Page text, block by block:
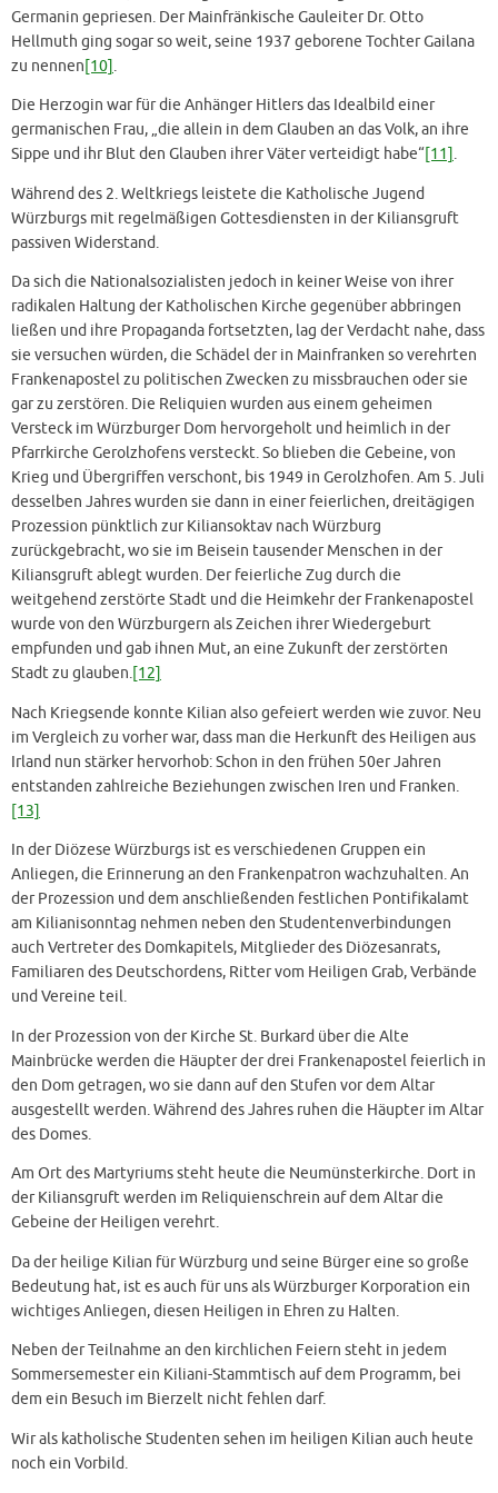
Germanin gepriesen. Der Mainfränkische Gauleiter Dr. Otto
Hellmuth ging sogar so weit, seine 1937 geborene Tochter Gailana
zu nennen[10] .
Die Herzogin war für die Anhänger Hitlers das Idealbild einer
germanischen Frau, „die allein in dem Glauben an das Volk, an ihre
Sippe und ihr Blut den Glauben ihrer Väter verteidigt habe“ [11] .
Während des 2. Weltkriegs leistete die Katholische Jugend
Würzburgs mit regelmäßigen Gottesdiensten in der Kiliansgruft
passiven Widerstand.
Da sich die Nationalsozialisten jedoch in keiner Weise von ihrer
radikalen Haltung der Katholischen Kirche gegenüber abbringen
ließen und ihre Propaganda fortsetzten, lag der Verdacht nahe, dass
sie versuchen würden, die Schädel der in Mainfranken so verehrten
Frankenapostel zu politischen Zwecken zu missbrauchen oder sie
gar zu zerstören. Die Reliquien wurden aus einem geheimen
Versteck im Würzburger Dom hervorgeholt und heimlich in der
Pfarrkirche Gerolzhofens versteckt. So blieben die Gebeine, von
Krieg und Übergriffen verschont, bis 1949 in Gerolzhofen. Am 5. Juli
desselben Jahres wurden sie dann in einer feierlichen, dreitägigen
Prozession pünktlich zur Kiliansoktav nach Würzburg
zurückgebracht, wo sie im Beisein tausender Menschen in der
Kiliansgruft ablegt wurden. Der feierliche Zug durch die
weitgehend zerstörte Stadt und die Heimkehr der Frankenapostel
wurde von den Würzburgern als Zeichen ihrer Wiedergeburt
empfunden und gab ihnen Mut, an eine Zukunft der zerstörten
Stadt zu glauben. [12]
Nach Kriegsende konnte Kilian also gefeiert werden wie zuvor. Neu
im Vergleich zu vorher war, dass man die Herkunft des Heiligen aus
Irland nun stärker hervorhob: Schon in den frühen 50er Jahren
entstanden zahlreiche Beziehungen zwischen Iren und Franken.
[13]
In der Diözese Würzburgs ist es verschiedenen Gruppen ein
Anliegen, die Erinnerung an den Frankenpatron wachzuhalten. An
der Prozession und dem anschließenden festlichen Pontifikalamt
am Kilianisonntag nehmen neben den Studentenverbindungen
auch Vertreter des Domkapitels, Mitglieder des Diözesanrats,
Familiaren des Deutschordens, Ritter vom Heiligen Grab, Verbände
und Vereine teil.
In der Prozession von der Kirche St. Burkard über die Alte
Mainbrücke werden die Häupter der drei Frankenapostel feierlich in
den Dom getragen, wo sie dann auf den Stufen vor dem Altar
ausgestellt werden. Während des Jahres ruhen die Häupter im Altar
des Domes.
Am Ort des Martyriums steht heute die Neumünsterkirche. Dort in
der Kiliansgruft werden im Reliquienschrein auf dem Altar die
Gebeine der Heiligen verehrt.
Da der heilige Kilian für Würzburg und seine Bürger eine so große
Bedeutung hat, ist es auch für uns als Würzburger Korporation ein
wichtiges Anliegen, diesen Heiligen in Ehren zu Halten.
Neben der Teilnahme an den kirchlichen Feiern steht in jedem
Sommersemester ein Kiliani-Stammtisch auf dem Programm, bei
dem ein Besuch im Bierzelt nicht fehlen darf.
Wir als katholische Studenten sehen im heiligen Kilian auch heute
noch ein Vorbild.